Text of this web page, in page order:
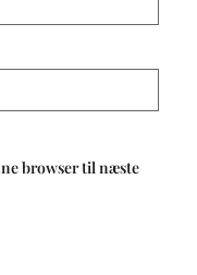
browser til næste